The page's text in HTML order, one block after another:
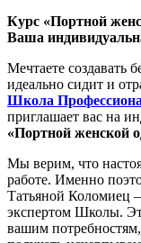
Курс «Портной
Ваша
Мечтаете создавать
идеально сидит и
Школа
приглашает вас на
«Портной женской
Мы верим, что
работе. Именно
Татьяной Коломиец
экспертом Школы.
вашим